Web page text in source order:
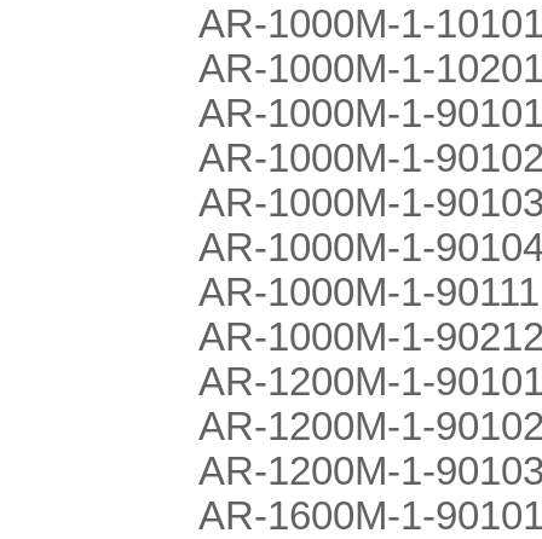
AR-1000M-1-
AR-1000M-1-
AR-1000M-1-
AR-1000M-1-
AR-1000M-1-
AR-1000M-1-
AR-1000M-1-
AR-1000M-1-
AR-1200M-1-
AR-1200M-1-
AR-1200M-1-
AR-1600M-1-